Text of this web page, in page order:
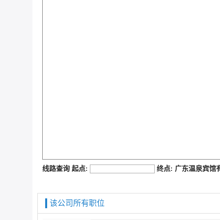
线路查询 起点: 终点: 广东温泉宾馆
该公司所有职位